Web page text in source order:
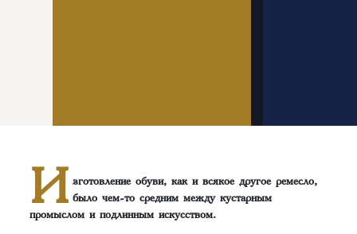
И зготовление обуви, как и всякое другое ремесло,
было чем-то средним между кустарным
промыслом и подлинным искусством.